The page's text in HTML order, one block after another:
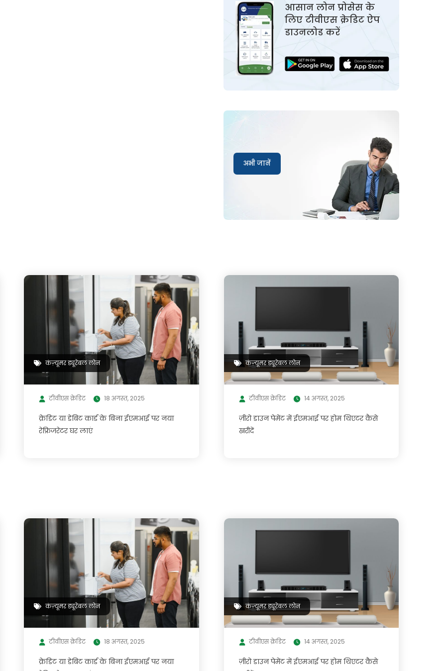
आसान लोन प्रोसेस के
लिए टीवीएस क्रेडिट ऐप
डाउनलोड करें
अभी जानें
कंज़्यूमर ड्यूरेबल लोन
टीवीएस क्रेडिट 18 अगस्त, 2025
क्रेडिट या डेबिट कार्ड के बिना ईएमआई पर नया
रेफ्रिजरेटर घर लाएं
कंज़्यूमर ड्यूरेबल लोन
टीवीएस क्रेडिट 14 अगस्त, 2025
ज़ीरो डाउन पेमेंट में ईएमआई पर होम थिएटर कैसे
खरीदें
कंज़्यूमर ड्यूरेबल लोन
टीवीएस क्रेडिट 18 अगस्त, 2025
क्रेडिट या डेबिट कार्ड के बिना ईएमआई पर नया
कंज़्यूमर ड्यूरेबल लोन
टीवीएस क्रेडिट 14 अगस्त, 2025
ज़ीरो डाउन पेमेंट में ईएमआई पर होम थिएटर कैसे